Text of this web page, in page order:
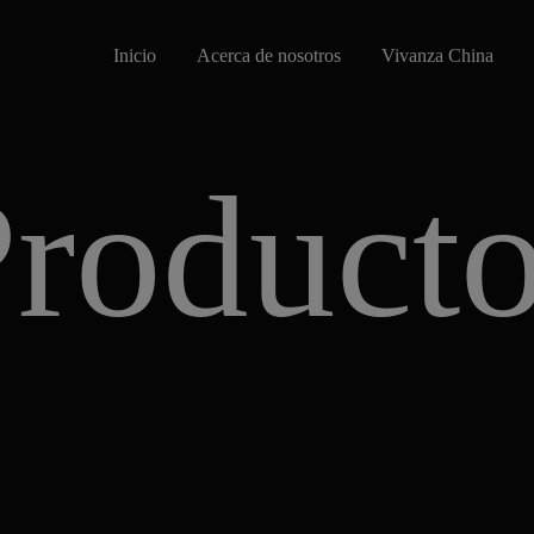
Inicio Acerca de nosotros Vivanza China